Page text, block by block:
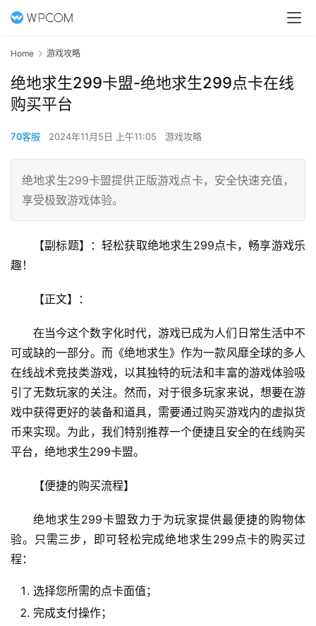
Home 游戏攻略
绝地求生299卡盟-绝地求生299点卡在线
购买平台
70客服 2024年11月5日 上午11:05 游戏攻略
绝地求生299卡盟提供正版游戏点卡，安全快速充值，
享受极致游戏体验。
【副标题】：轻松获取绝地求生299点卡，畅享游戏乐
趣！
【正文】：
在当今这个数字化时代，游戏已成为人们日常生活中不
可或缺的一部分。而《绝地求生》作为一款风靡全球的多人
在线战术竞技类游戏，以其独特的玩法和丰富的游戏体验吸
引了无数玩家的关注。然而，对于很多玩家来说，想要在游
戏中获得更好的装备和道具，需要通过购买游戏内的虚拟货
币来实现。为此，我们特别推荐一个便捷且安全的在线购买
平台，绝地求生299卡盟。
【便捷的购买流程】
绝地求生299卡盟致力于为玩家提供最便捷的购物体
验。只需三步，即可轻松完成绝地求生299点卡的购买过
程：
选择您所需的点卡面值；
完成支付操作；